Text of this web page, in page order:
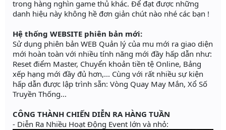
trong hàng nghìn game thủ khác. Để đạt được những
danh hiệu này không hề đơn giản chút nào nhé các bạn !
Hệ thống WEBSITE phiên bản mới:
Sử dụng phiên bản WEB Quản lý của mu mới ra giao diện
mới hoàn toàn với nhiều tính năng mới đầy hấp dẫn như:
Reset điểm Master, Chuyển khoản tiền tệ Online, Bảng
xếp hạng mới đầy đủ hơn,... Cùng với rất nhiều sự kiện
hấp dẫn được lập trình sẵn: Vòng Quay May Mắn, Xổ Số
Truyền Thống...
CÔNG THÀNH CHIẾN DIỄN RA HÀNG TUẦN
- Diễn Ra Nhiều Hoạt Động Event lớn và nhỏ: